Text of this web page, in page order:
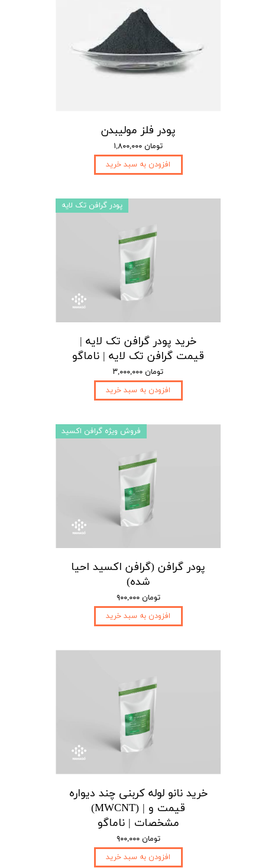
پودر فلز مولیبدن
۱,۸۰۰,۰۰۰ تومان
افزودن به سبد خرید
خرید پودر گرافن تک لایه |
قیمت گرافن تک لایه | ناماگو
۳,۰۰۰,۰۰۰ تومان
افزودن به سبد خرید
پودر گرافن تک لایه
پودر گرافن (گرافن اکسید احیا
شده)
۹۰۰,۰۰۰ تومان
افزودن به سبد خرید
فروش ویژه گرافن اکسید
خرید نانو لوله کربنی چند دیواره
(MWCNT) | قیمت و
مشخصات | ناماگو
۹۰۰,۰۰۰ تومان
افزودن به سبد خرید